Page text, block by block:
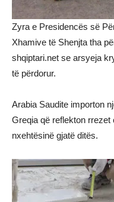
Zyra e Presidencës së
Xhamive të Shenjta tha
shqiptari.net se arsyeja
të përdorur.
Arabia Saudite importon
Greqia që reflekton rrezet
nxehtësinë gjatë ditës.